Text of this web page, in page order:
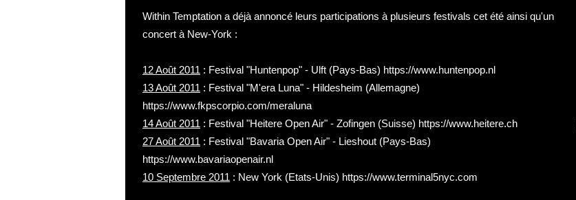
Within Temptation a déjà annoncé leurs participations à plusieurs festivals cet été ainsi qu'un
concert à New-York :
12 Août 2011 : Festival "Huntenpop" - Ulft (Pays-Bas) https://www.huntenpop.nl
13 Août 2011 : Festival "M'era Luna" - Hildesheim (Allemagne)
https://www.fkpscorpio.com/meraluna
14 Août 2011 : Festival "Heitere Open Air" - Zofingen (Suisse) https://www.heitere.ch
27 Août 2011 : Festival "Bavaria Open Air" - Lieshout (Pays-Bas)
https://www.bavariaopenair.nl
10 Septembre 2011 : New York (Etats-Unis) https://www.terminal5nyc.com